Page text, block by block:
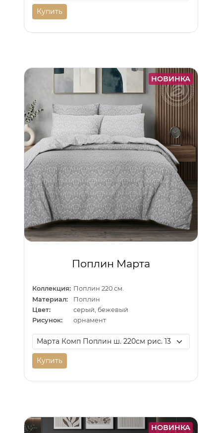
Купить
НОВИНКА
Поплин Марта
Коллекция: Поплин 220 см.
Материал:
Поплин
Цвет:
серый, бежевый
Рисунок:
орнамент
Купить
НОВИНКА